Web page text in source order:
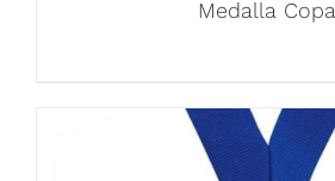
Medalla Copa